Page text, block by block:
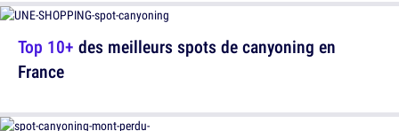
Top 10+ des meilleurs spots de canyoning en
France